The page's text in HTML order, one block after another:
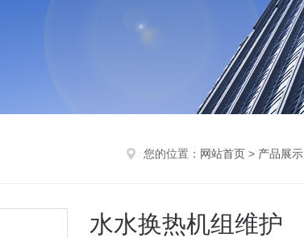
您的位置： 网站首页 > 产品展示
水水换热机组维护